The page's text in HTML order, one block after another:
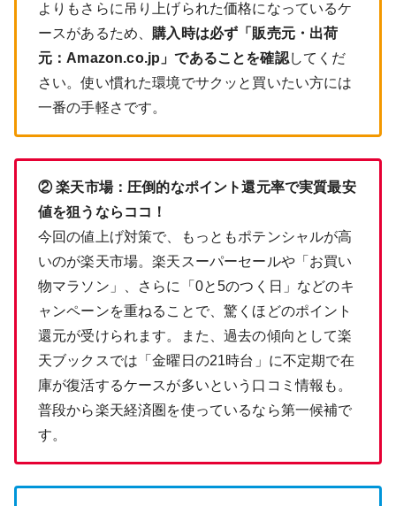
よりもさらに吊り上げられた価格になっているケ
ースがあるため、 購入時は必ず「販売元・出荷
元：Amazon.co.jp」であることを確認してくだ
さい。使い慣れた環境でサクッと買いたい方には
一番の手軽さです。
② 楽天市場：圧倒的なポイント還元率で実質最安
値を狙うならココ！
今回の値上げ対策で、もっともポテンシャルが高
いのが楽天市場。楽天スーパーセールや「お買い
物マラソン」、さらに「0と5のつく日」などのキ
ャンペーンを重ねることで、驚くほどのポイント
還元が受けられます。また、過去の傾向として楽
天ブックスでは「金曜日の21時台」に不定期で在
庫が復活するケースが多いという口コミ情報も。
普段から楽天経済圏を使っているなら第一候補で
す。